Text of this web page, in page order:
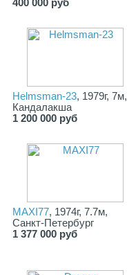
400 000 руб
Helmsman-23, 1979г, 7м,
Кандалакша
1 200 000 руб
MAXI77, 1974г, 7.7м,
Санкт-Петербург
1 377 000 руб